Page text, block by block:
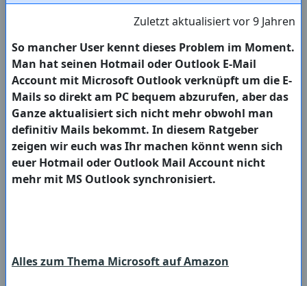
Zuletzt aktualisiert vor 9 Jahren
So mancher User kennt dieses Problem im Moment.
Man hat seinen Hotmail oder Outlook E-Mail
Account mit Microsoft Outlook verknüpft um die E-
Mails so direkt am PC bequem abzurufen, aber das
Ganze aktualisiert sich nicht mehr obwohl man
definitiv Mails bekommt. In diesem Ratgeber
zeigen wir euch was Ihr machen könnt wenn sich
euer Hotmail oder Outlook Mail Account nicht
mehr mit MS Outlook synchronisiert.
Alles zum Thema Microsoft auf Amazon